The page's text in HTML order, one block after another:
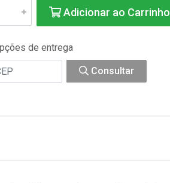
Adicionar ao Carrinho
de entrega
Consultar